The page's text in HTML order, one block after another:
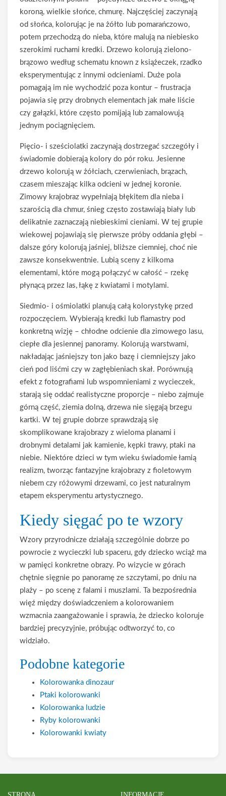
koroną, wielkie słońce, chmurę. Najczęściej zaczynają
od słońca, kolorując je na żółto lub pomarańczowo,
potem przechodzą do nieba, które malują na niebiesko
szerokimi ruchami kredki. Drzewo kolorują zielono-
brązowo według schematu known z książeczek, rzadko
eksperymentując z innymi odcieniami. Duże pola
pomagają im nie wychodzić poza kontur – frustracja
pojawia się przy drobnych elementach jak małe liście
czy gałązki, które często pomijają lub zamalowują
jednym pociągnięciem.
Pięcio- i sześciolatki zaczynają dostrzegać szczegóły i
świadomie dobierają kolory do pór roku. Jesienne
drzewo kolorują w żółciach, czerwieniach, brązach,
czasem mieszając kilka odcieni w jednej koronie.
Zimowy krajobraz wypełniają błękitem dla nieba i
szarością dla chmur, śnieg często zostawiają biały lub
delikatnie zaznaczają niebieskimi cieniami. W tej grupie
wiekowej pojawiają się pierwsze próby oddania głębi –
dalsze góry kolorują jaśniej, bliższe ciemniej, choć nie
zawsze konsekwentnie. Lubią sceny z kilkoma
elementami, które mogą połączyć w całość – rzekę
płynącą przez las, łąkę z kwiatami i motylami.
Siedmio- i ośmiolatki planują całą kolorystykę przed
rozpoczęciem. Wybierają kredki lub flamastry pod
konkretną wizję – chłodne odcienie dla zimowego lasu,
ciepłe dla jesiennej panoramy. Kolorują warstwami,
nakładając jaśniejszy ton jako bazę i ciemniejszy jako
cień pod liśćmi czy w zagłębieniach skał. Porównują
efekt z fotografiami lub wspomnieniami z wycieczek,
starają się oddać realistyczne proporcje – niebo zajmuje
górną część, ziemia dolną, drzewa nie sięgają brzegu
kartki. W tej grupie dobrze sprawdzają się
skomplikowane krajobrazy z wieloma planami i
drobnymi detalami jak kamienie, kępki trawy, ptaki na
niebie. Niektóre dzieci w tym wieku świadomie łamią
realizm, tworząc fantazyjne krajobrazy z fioletowym
niebem czy różowymi drzewami, co jest naturalnym
etapem eksperymentu artystycznego.
Kiedy sięgać po te wzory
Wzory przyrodnicze działają szczególnie dobrze po
powrocie z wycieczki lub spaceru, gdy dziecko wciąż ma
w pamięci konkretne obrazy. Po wizycie w górach
chętnie sięgnie po panoramę ze szczytami, po dniu na
plaży – po scenę z falami i muszlami. Ta bezpośrednia
więź między doświadczeniem a kolorowaniem
wzmacnia zaangażowanie i sprawia, że dziecko koloruje
bardziej precyzyjnie, próbując odtworzyć to, co
widziało.
Podobne kategorie
Kolorowanka dinozaur
Ptaki kolorowanki
Kolorowanka ludzie
Ryby kolorowanki
Kolorowanki kwiaty